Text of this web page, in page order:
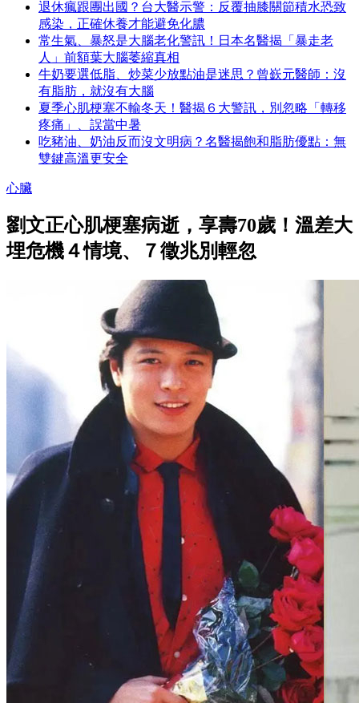
退休瘋跟團出國？台大醫示警：反覆抽膝關節積水恐致
感染，正確休養才能避免化膿
常生氣、暴怒是大腦老化警訊！日本名醫揭「暴走老
人」前額葉大腦萎縮真相
牛奶要選低脂、炒菜少放點油是迷思？曾嶔元醫師：沒
有脂肪，就沒有大腦
夏季心肌梗塞不輸冬天！醫揭６大警訊，別忽略「轉移
疼痛」、誤當中暑
吃豬油、奶油反而沒文明病？名醫揭飽和脂肪優點：無
雙鍵高溫更安全
心臟
劉文正心肌梗塞病逝，享壽70歲！溫差大
埋危機４情境、７徵兆別輕忽